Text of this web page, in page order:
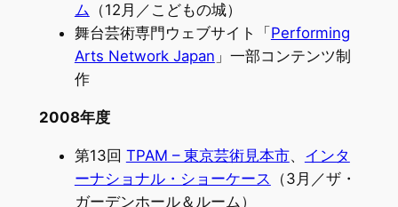
ム （12月／こどもの城）
舞台芸術専門ウェブサイト「 Performing
Arts Network Japan 」一部コンテンツ制
作
2008年度
第13回 TPAM – 東京芸術見本市、 インタ
ーナショナル・ショーケース
（3月／ザ・
ガーデンホール＆ルーム）